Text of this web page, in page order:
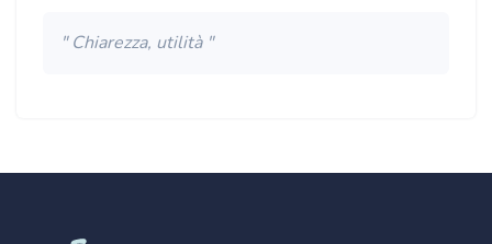
" Chiarezza, utilità "